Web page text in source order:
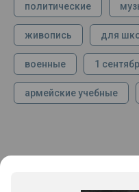
политические
живопись для
военные 1
армейские учебные